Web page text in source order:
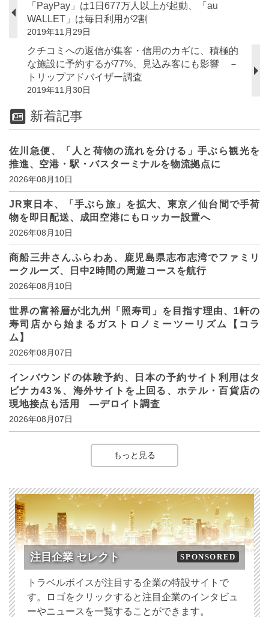
「PayPay」は1日677万人以上が起動、「au
WALLET」は毎日利用が2割
2019年11月29日
クチコミへの返信が集客・信用のカギに、積極的
な施設に予約するが77%、見込み客にも影響 －
トリップアドバイザー調査
2019年11月30日
新着記事
佐川急便、「人と荷物の流れを分ける」手ぶら観光を
推進、空港・駅・バスターミナルを物流拠点に
2026年08月10日
JR東日本、「手ぶら旅」を拡大、東京／仙台間で手荷
物を即日配送、成田空港にもロッカー設置へ
2026年08月10日
商船三井さんふらわあ、鹿児島県志布志湾でファミリ
ークルーズ、日中2時間の周遊コースを航行
2026年08月10日
世界の富裕層が北九州「照寿司」を目指す理由、1軒の
寿司店から始まるガストロノミーツーリズム【コラ
ム】
2026年08月07日
インバウンドの体験予約、日本の予約サイト利用はタ
ビナカ43％、海外サイトを上回る、ホテル・百貨店の
現地接点も活用 ―デロイト調査
2026年08月07日
もっと見る
注目企業 セレクト SPONSORED
トラベルボイスが注目する企業の特設サイトで
す。ロゴをクリックすると注目企業のインタビュ
ーやニュースを一覧することができます。